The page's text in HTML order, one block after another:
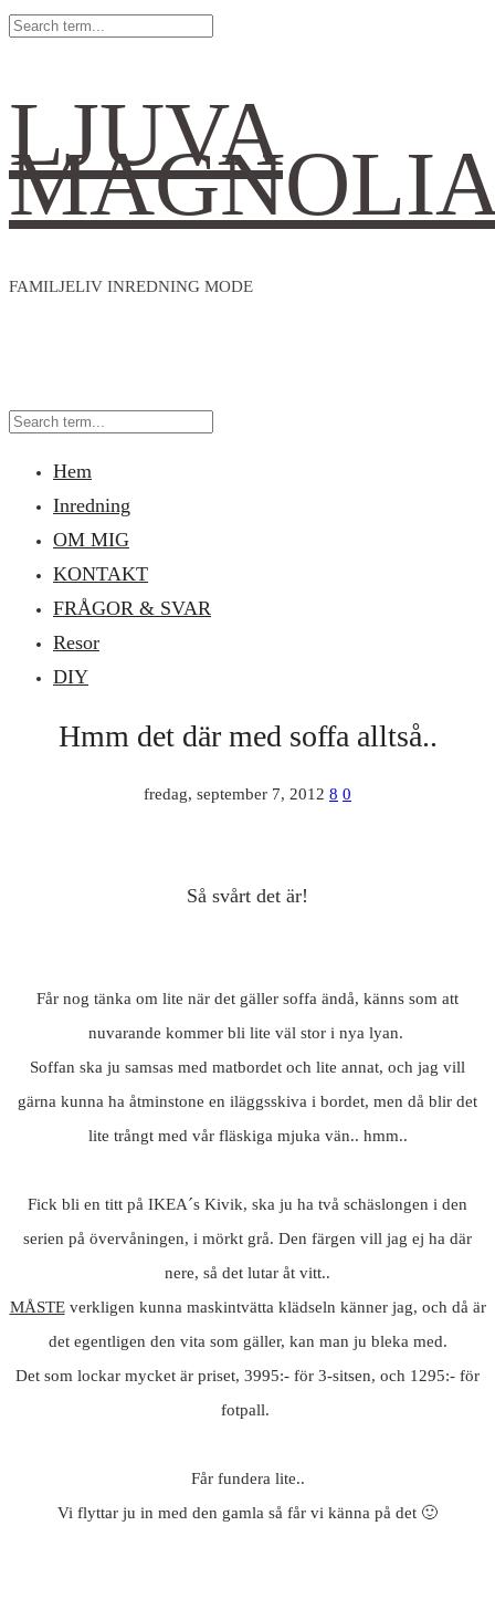
LJUVA
FAMILJELIV INREDNING MODE
Hem
Inredning
OM MIG
KONTAKT
FRÅGOR & SVAR
Resor
DIY
Hmm det där med soffa alltså..
fredag, september 7, 2012 8 0
Så svårt det är!
Får nog tänka om lite när det gäller soffa ändå, känns som att
nuvarande kommer bli lite väl stor i nya lyan.
Soffan ska ju samsas med matbordet och lite annat, och jag vill
gärna kunna ha åtminstone en iläggsskiva i bordet, men då blir det
lite trångt med vår fläskiga mjuka vän.. hmm..
Fick bli en titt på IKEA´s Kivik, ska ju ha två schäslongen i den
serien på övervåningen, i mörkt grå. Den färgen vill jag ej ha där
nere, så det lutar åt vitt..
MÅSTEverkligen kunna maskintvätta klädseln känner jag, och då är
det egentligen den vita som gäller, kan man ju bleka med.
Det som lockar mycket är priset, 3995:- för 3-sitsen, och 1295:- för
fotpall.
Får fundera lite..
Vi flyttar ju in med den gamla så får vi känna på det 🙂